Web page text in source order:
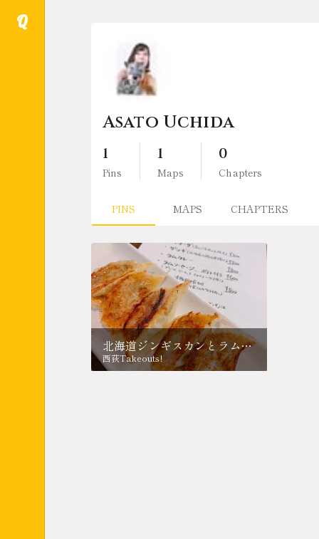
Q
Asato Uchida
1
Pins
1
Maps
0
Chapters
PINS MAPS CHAPTERS
北海道ジンギスカンとラム餃子のお店 とかぷち
西荻Takeouts!